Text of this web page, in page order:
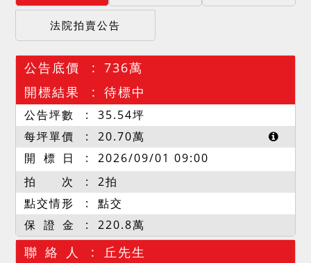
法院拍賣公告
公告底價
736萬
開標結果
待標中
公告坪數 35.54坪
每坪單價
20.70萬
開 標 日
2026/09/01 09:00
拍 次
2拍
點交情形
點交
保 證 金
220.8萬
聯 絡 人 丘先生